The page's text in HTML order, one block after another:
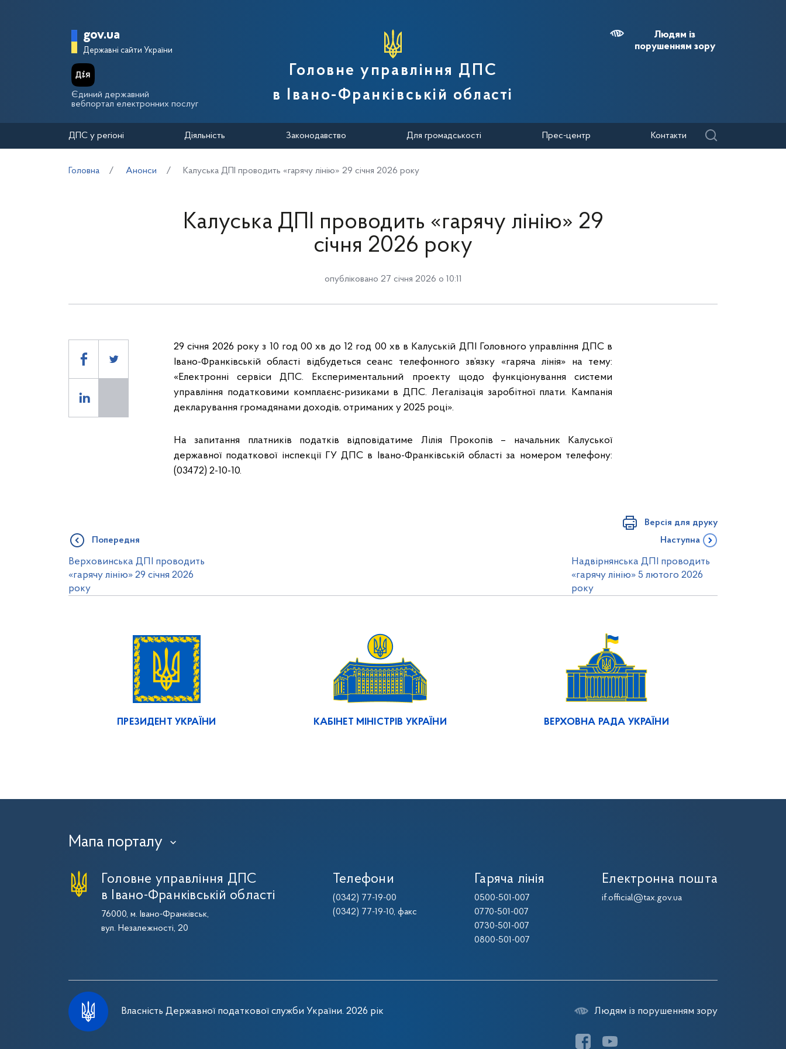
Головна сторінка Державної податкової служби України
gov.ua
Державні сайти України
Єдиний державний
вебпортал електронних послуг
Головне управління ДПС
в Івано-Франківській області
Людям із
порушенням зору
ДПС у регіоні Діяльність Законодавство Для громадськості Прес-центр Контакти
Головна Анонси Калуська ДПІ проводить «гарячу лінію» 29 січня 2026 року
Калуська ДПІ проводить «гарячу лінію» 29
січня 2026 року
опубліковано 27 січня 2026 о 10:11
29 січня 2026 року з 10 год 00 хв до 12 год 00 хв в Калуській ДПІ Головного управління ДПС в
Івано-Франківській області відбудеться сеанс телефонного зв’язку «гаряча лінія» на тему:
«Електронні сервіси ДПС. Експериментальний проекту щодо функціонування системи
управління податковими комплаєнс-ризиками в ДПС. Легалізація заробітної плати. Кампанія
декларування громадянами доходів, отриманих у 2025 році».
На запитання платників податків відповідатиме Лілія Прокопів – начальник Калуської
державної податкової інспекції ГУ ДПС в Івано-Франківській області за номером телефону:
(03472) 2-10-10.
Версія для друку
Попередня
Верховинська ДПІ проводить
«гарячу лінію» 29 січня 2026
року
Наступна
Надвірнянська ДПІ проводить
«гарячу лінію» 5 лютого 2026
року
ПРЕЗИДЕНТ УКРАЇНИ КАБІНЕТ МІНІСТРІВ УКРАЇНИ ВЕРХОВНА РАДА УКРАЇНИ
Мапа порталу ›
Головне управління ДПС
в Івано-Франківській області
76000, м. Івано-Франківськ,
вул. Незалежності, 20
Телефони
(0342) 77-19-00
(0342) 77-19-10, факс
Гаряча лінія
0500-501-007
0770-501-007
0730-501-007
0800-501-007
Електронна пошта
if.official@tax.gov.ua
Власність Державної податкової служби України. 2026 рік Людям із порушенням зору